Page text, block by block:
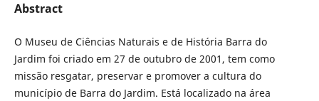
Abstract
O Museu de Ciências Naturais e de História Barra do
Jardim foi criado em 27 de outubro de 2001, tem como
missão resgatar, preservar e promover a cultura do
município de Barra do Jardim. Está localizado na área